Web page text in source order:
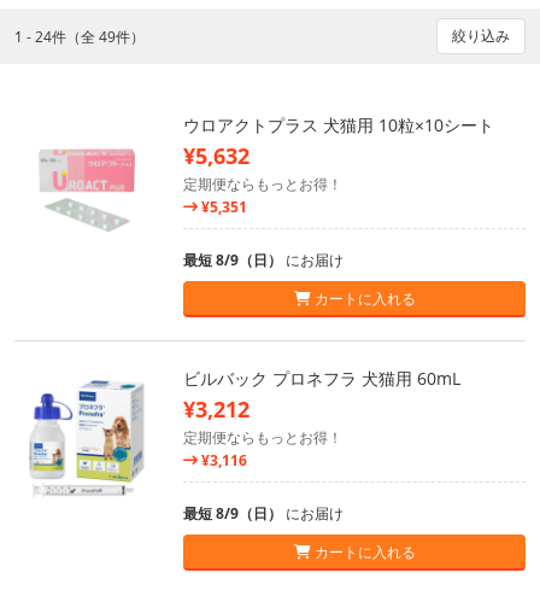
1 - 24件（全 49件） 絞り込み
ウロアクトプラス 犬猫用 10粒×10シート
¥5,632
定期便ならもっとお得！
¥5,351
最短 8/9（日） にお届け
カートに入れる
ビルバック プロネフラ 犬猫用 60mL
¥3,212
定期便ならもっとお得！
¥3,116
最短 8/9（日） にお届け
カートに入れる